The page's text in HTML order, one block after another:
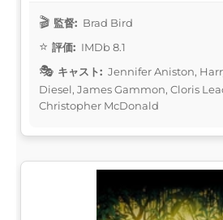
監督: Brad Bird
評価: IMDb 8.1
キャスト: Jennifer Aniston,
Diesel, James Gammon, Cloris
Christopher McDonald